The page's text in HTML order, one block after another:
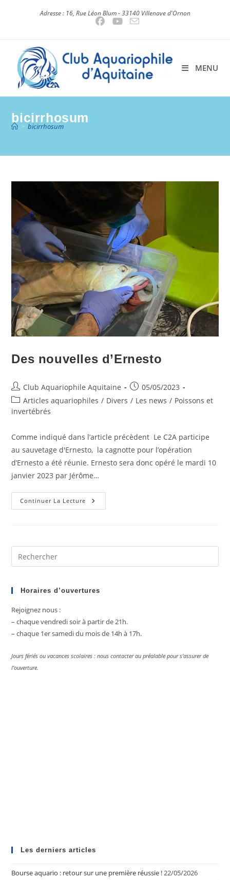
Adresse : 16, Rue Léon Blum - 33140 Villenave d'Ornon
MENU
bicirrhosum
> bicirrhosum
Des nouvelles d’Ernesto
Auteur/autrice
de
la
Club Aquariophile Aquitaine
Publication
publiée :
05/05/2023
Post
category:
Articles aquariophiles / Divers / Les news / Poissons et
invertébrés
Comme indiqué dans l’article précèdent Le C2A participe
au sauvetage d'Ernesto, la cagnotte pour l’opération
d’Ernesto a été réunie. Ernesto sera donc opéré le mardi 10
janvier 2023 par Jérôme…
Continuer La Lecture Des
Nouvelles
Horaires d’ouvertures
Rejoignez nous :
– chaque vendredi soir à partir de 21h.
– chaque 1er samedi du mois de 14h à 17h.
Jours fériés ou vacances scolaires : nous contacter au préalable pour s’assurer de
l’ouverture.
Les derniers articles
Bourse aquario : retour sur une première réussie !22/05/2026